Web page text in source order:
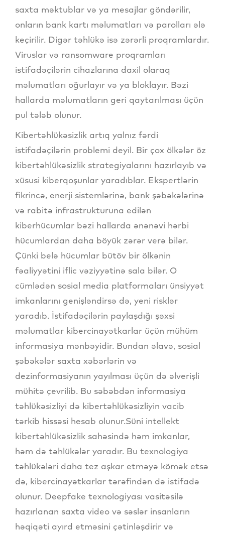
saxta məktublar və ya mesajlar göndərilir,
onların bank kartı məlumatları və parolları ələ
keçirilir. Digər təhlükə isə zərərli proqramlardır.
Viruslar və ransomware proqramları
istifadəçilərin cihazlarına daxil olaraq
məlumatları oğurlayır və ya bloklayır. Bəzi
hallarda məlumatların geri qaytarılması üçün
pul tələb olunur.
Kibertəhlükəsizlik artıq yalnız fərdi
istifadəçilərin problemi deyil. Bir çox ölkələr öz
kibertəhlükəsizlik strategiyalarını hazırlayıb və
xüsusi kiberqoşunlar yaradıblar. Ekspertlərin
fikrincə, enerji sistemlərinə, bank şəbəkələrinə
və rabitə infrastrukturuna edilən
kiberhücumlar bəzi hallarda ənənəvi hərbi
hücumlardan daha böyük zərər verə bilər.
Çünki belə hücumlar bütöv bir ölkənin
fəaliyyətini iflic vəziyyətinə sala bilər. O
cümlədən sosial media platformaları ünsiyyət
imkanlarını genişləndirsə də, yeni risklər
yaradıb. İstifadəçilərin paylaşdığı şəxsi
məlumatlar kibercinayətkarlar üçün mühüm
informasiya mənbəyidir. Bundan əlavə, sosial
şəbəkələr saxta xəbərlərin və
dezinformasiyanın yayılması üçün də əlverişli
mühitə çevrilib. Bu səbəbdən informasiya
təhlükəsizliyi də kibertəhlükəsizliyin vacib
tərkib hissəsi hesab olunur.Süni intellekt
kibertəhlükəsizlik sahəsində həm imkanlar,
həm də təhlükələr yaradır. Bu texnologiya
təhlükələri daha tez aşkar etməyə kömək etsə
də, kibercinayətkarlar tərəfindən də istifadə
olunur. Deepfake texnologiyası vasitəsilə
hazırlanan saxta video və səslər insanların
həqiqəti ayırd etməsini çətinləşdirir və